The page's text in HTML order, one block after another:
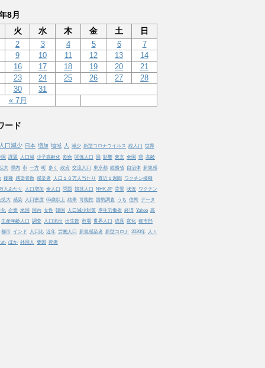
8月
火
水 木 金 土 日
« 7月
2 3 4 5 6
7
9
10 11 12 13
14
16
17 18 19 20
21
23
24 25 26 27
28
30
31
ード
口減少 日本 増加 地域 人 減少 新型コロナウイルス 総人口 世界
国 課題 人口減 少子高齢化 割合 関係人口 国 影響 東京 全国 県 高齢
大 県内 市 一方 町 多く 政府 交流人口 東京都 総務省 自治体 新規感
接種 感染者数 感染者 人口１０万人当たり 直近１週間
ワクチン接種
人あたり
人口増加 全人口 問題 競技人口 NHK.JP 背景 状況 ワクチン
拡大 感染 人口密度 65歳以上 結果 可能性 国勢調査 うち 住民 データ
化 企業 米国 国内 女性 韓国 人口減少対策 厚生労働省 経済 Yahoo 高
生産年齢人口 調査 人口流出 出生数 市場 世界人口 成長 変化 都市部
都市 インド 人口比 近年 労働人口 新規感染者 新型コロナ 2020年 人々
め ほか 外国人 要因 死者